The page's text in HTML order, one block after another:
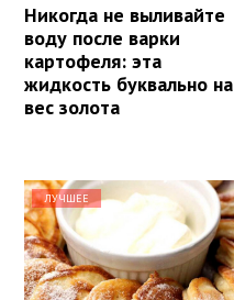
Никогда не выливайте
воду после варки
картофеля: эта
жидкость буквально на
вес золота
ЛУЧШЕЕ